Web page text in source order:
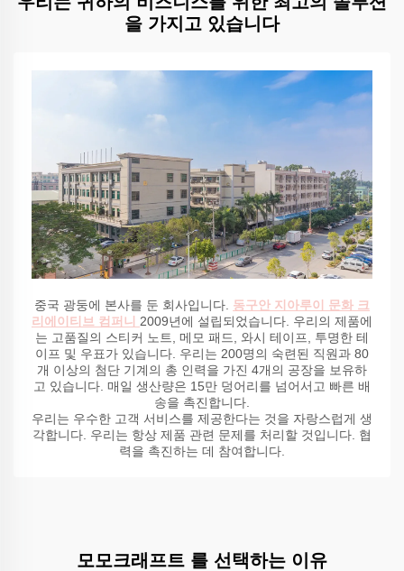
을 가지고 있습니다
중국 광둥에 본사를 둔 회사입니다. 동구안 지아루이 문화 크
리에이티브 컴퍼니 2009년에 설립되었습니다. 우리의 제품에
는 고품질의 스티커 노트, 메모 패드, 와시 테이프, 투명한 테
이프 및 우표가 있습니다. 우리는 200명의 숙련된 직원과 80
개 이상의 첨단 기계의 총 인력을 가진 4개의 공장을 보유하
고 있습니다. 매일 생산량은 15만 덩어리를 넘어서고 빠른 배
송을 촉진합니다.
우리는 우수한 고객 서비스를 제공한다는 것을 자랑스럽게 생
각합니다. 우리는 항상 제품 관련 문제를 처리할 것입니다. 협
력을 촉진하는 데 참여합니다.
모모크래프트 를 선택하는 이유